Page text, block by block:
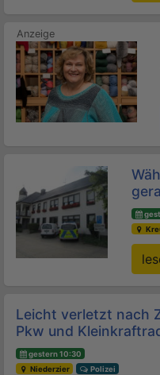
Leicht verletzt nach
Pkw und
gestern 10:30
Niederzier
Polizei